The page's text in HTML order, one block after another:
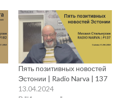
Пять позитивных новостей
Эстонии | Radio Narva | 137
13.04.2024